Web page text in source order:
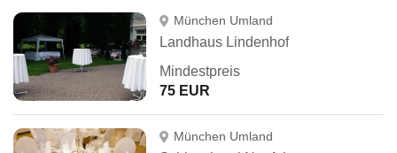
München Umland
Landhaus Lindenhof
Mindestpreis
75 EUR
München Umland